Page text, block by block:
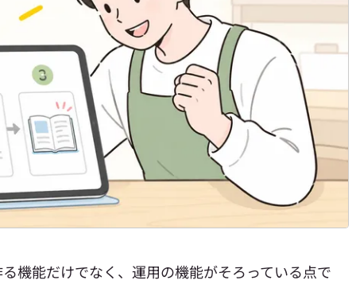
機能だけでなく、運用の機能がそろっている点で